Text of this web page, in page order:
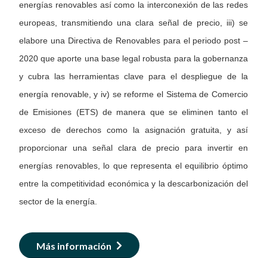
energías renovables así como la interconexión de las redes
europeas, transmitiendo una clara señal de precio, iii) se
elabore una Directiva de Renovables para el periodo post –
2020 que aporte una base legal robusta para la gobernanza
y cubra las herramientas clave para el despliegue de la
energía renovable, y iv) se reforme el Sistema de Comercio
de Emisiones (ETS) de manera que se eliminen tanto el
exceso de derechos como la asignación gratuita, y así
proporcionar una señal clara de precio para invertir en
energías renovables, lo que representa el equilibrio óptimo
entre la competitividad económica y la descarbonización del
sector de la energía.
Más información